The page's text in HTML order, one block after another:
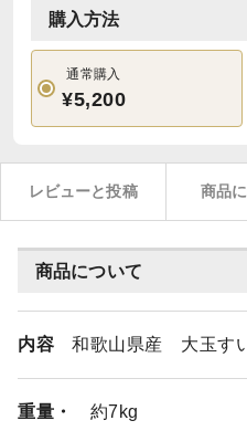
購入方法
通常購入
¥5,200
レビューと投稿 商品
商品について
内容 和歌山県産 大玉す
重量・
約7kg